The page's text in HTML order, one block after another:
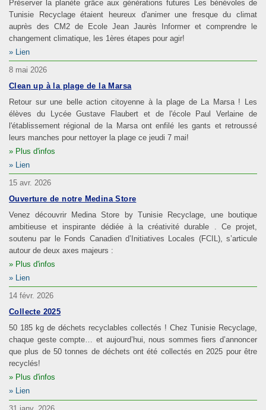
Préserver la planète grâce aux générations futures Les bénévoles de
Tunisie Recyclage étaient heureux d'animer une fresque du climat
auprès des CM2 de Ecole Jean Jaurès Informer et comprendre le
changement climatique, les 1ères étapes pour agir!
Lien
8 mai 2026
Clean up à la plage de la Marsa
Retour sur une belle action citoyenne à la plage de La Marsa ! Les
élèves du Lycée Gustave Flaubert et de l'école Paul Verlaine de
l'établissement régional de la Marsa ont enfilé les gants et retroussé
leurs manches pour nettoyer la plage ce jeudi 7 mai!
Plus d'infos
Lien
15 avr. 2026
Ouverture de notre Medina Store
Venez découvrir Medina Store by Tunisie Recyclage, une boutique
ambitieuse et inspirante dédiée à la créativité durable . Ce projet,
soutenu par le Fonds Canadien d’Initiatives Locales (FCIL), s’articule
autour de deux axes majeurs :
Plus d'infos
Lien
14 févr. 2026
Collecte 2025
50 185 kg de déchets recyclables collectés ! Chez Tunisie Recyclage,
chaque geste compte… et aujourd’hui, nous sommes fiers d’annoncer
que plus de 50 tonnes de déchets ont été collectés en 2025 pour être
recyclés!
Plus d'infos
Lien